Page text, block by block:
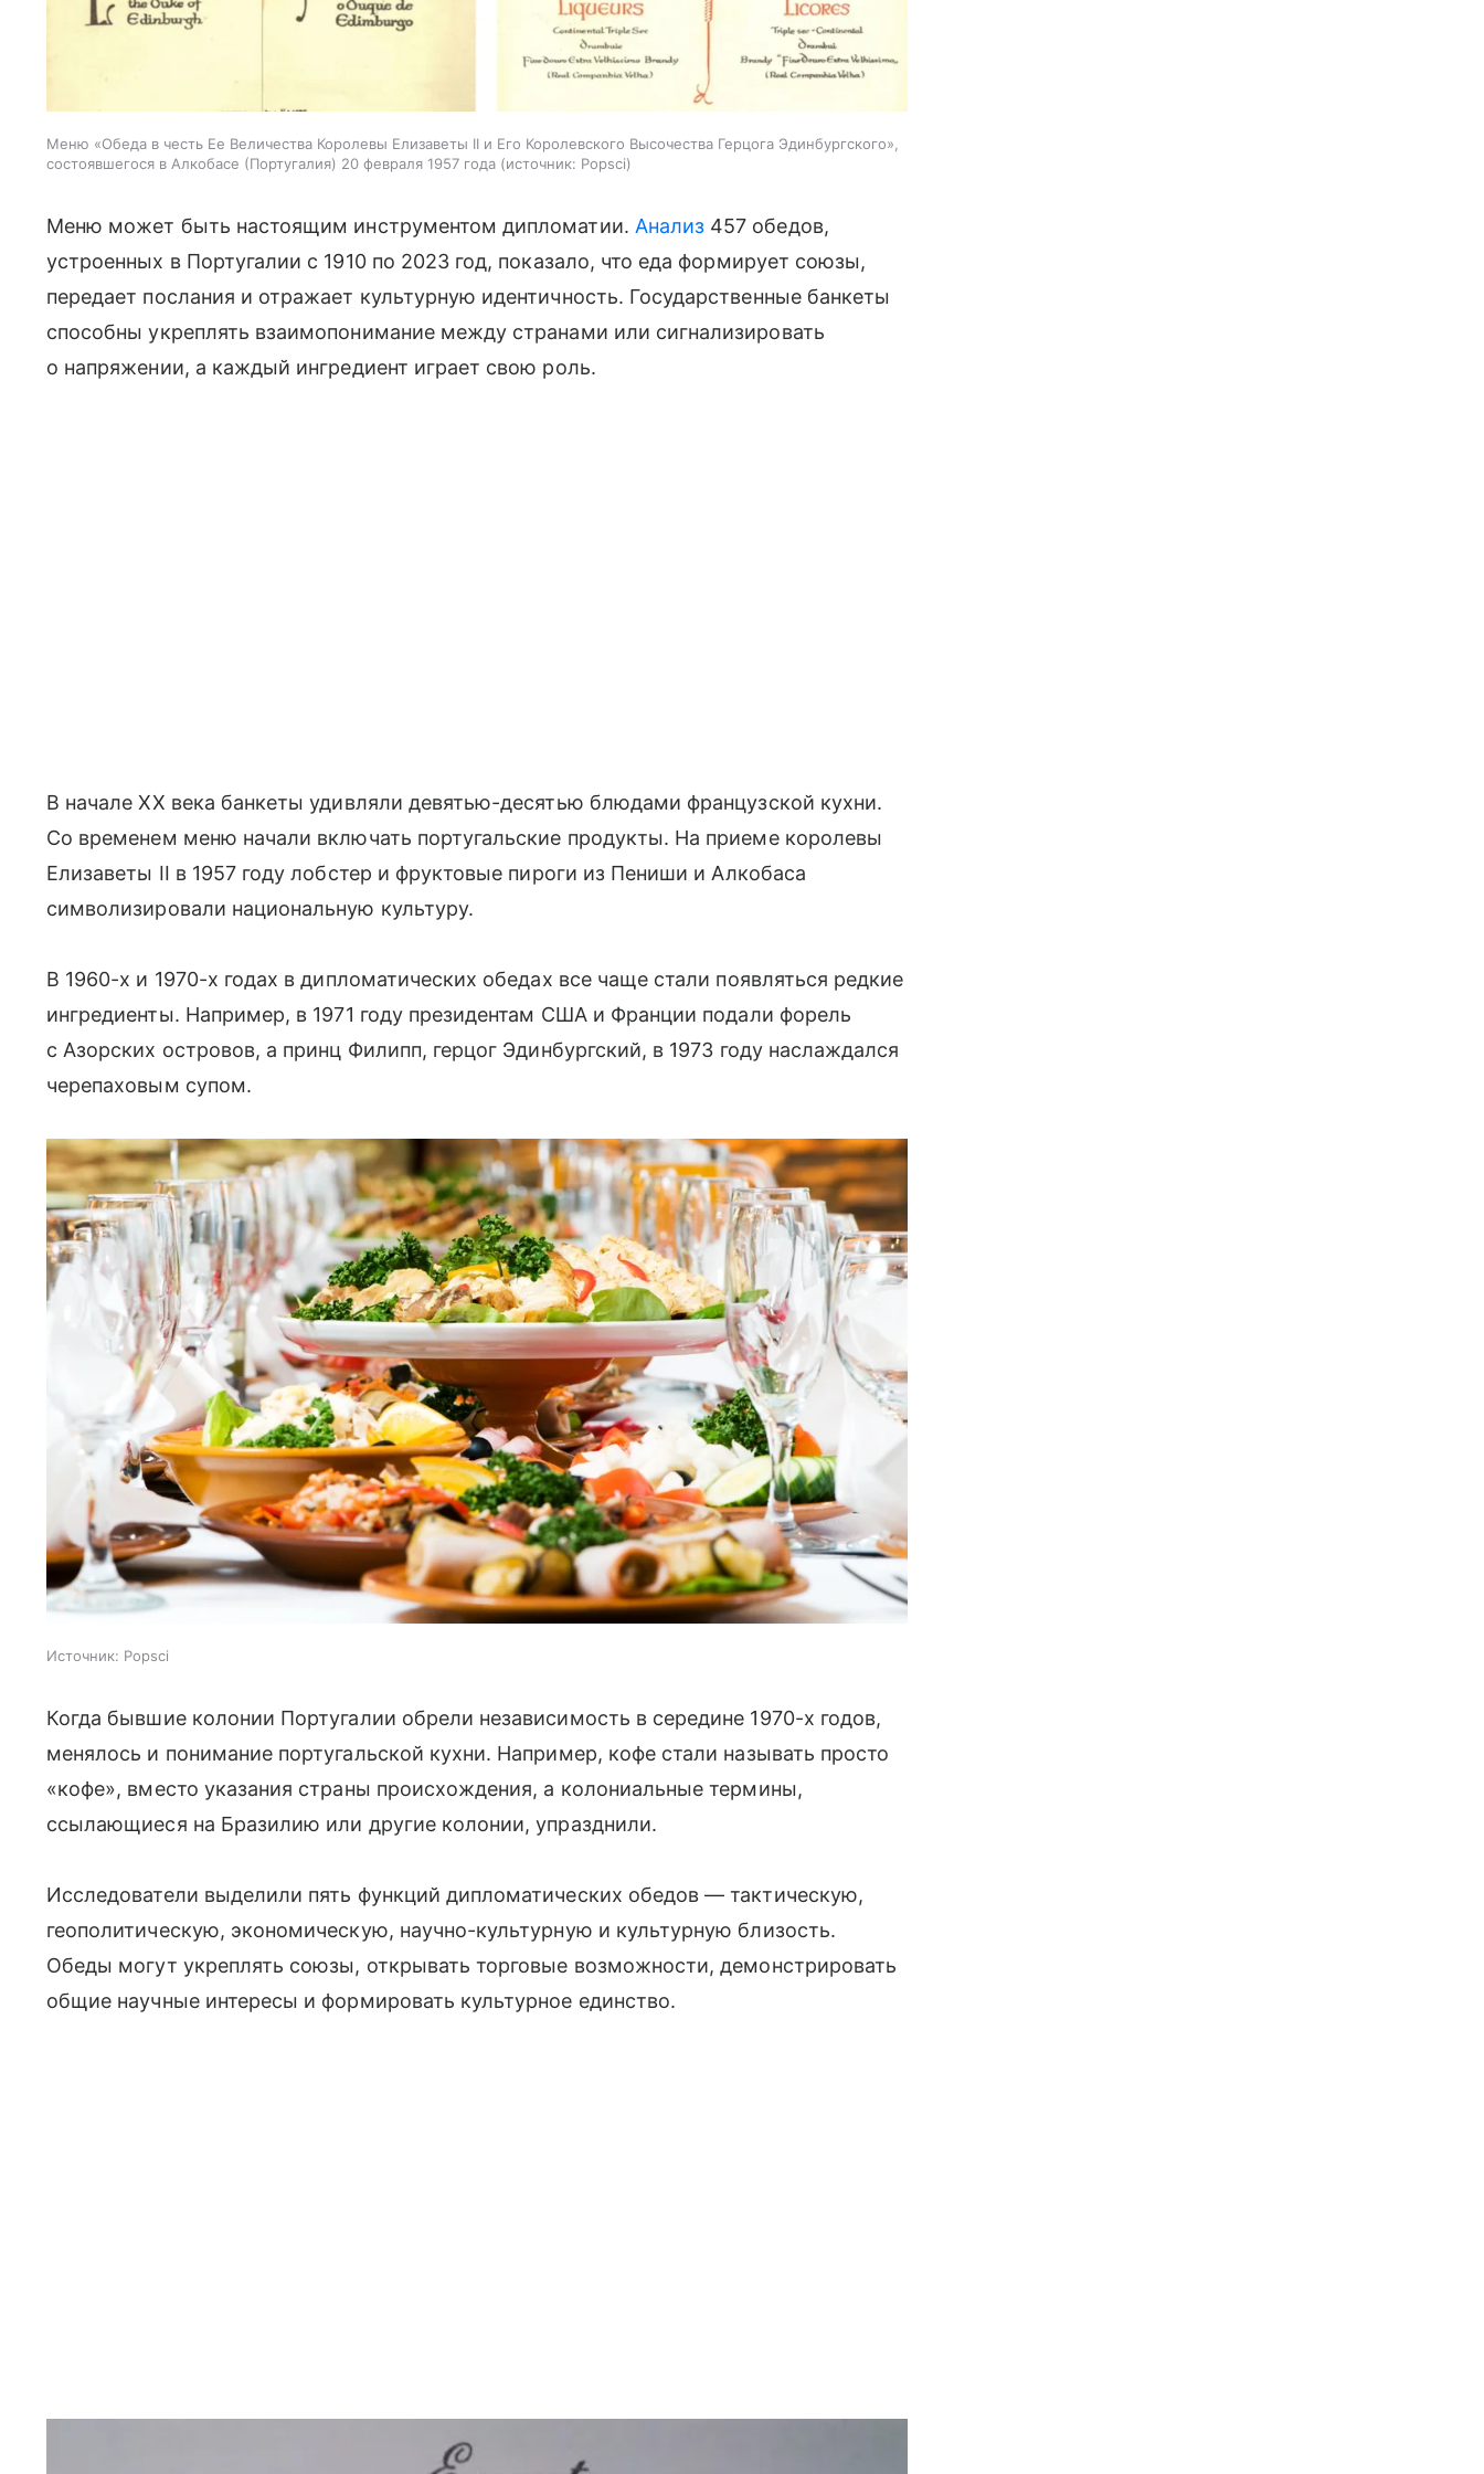
Меню «Обеда в честь Ее Величества Королевы Елизаветы II и Его Королевского Высочества Герцога Эдинбургского»,
состоявшегося в Алкобасе (Португалия) 20 февраля 1957 года
источник: Popsci
Меню может быть настоящим инструментом дипломатии. Анализ 457 обедов,
устроенных в Португалии с 1910 по 2023 год, показало, что еда формирует союзы,
передает послания и отражает культурную идентичность. Государственные банкеты
способны укреплять взаимопонимание между странами или сигнализировать
о напряжении, а каждый ингредиент играет свою роль.
В начале XX века банкеты удивляли девятью-десятью блюдами французской кухни.
Со временем меню начали включать португальские продукты. На приеме королевы
Елизаветы II в 1957 году лобстер и фруктовые пироги из Пениши и Алкобаса
символизировали национальную культуру.
В 1960-х и 1970-х годах в дипломатических обедах все чаще стали появляться редкие
ингредиенты. Например, в 1971 году президентам США и Франции подали форель
с Азорских островов, а принц Филипп, герцог Эдинбургский, в 1973 году наслаждался
черепаховым супом.
Источник: Popsci
Когда бывшие колонии Португалии обрели независимость в середине 1970-х годов,
менялось и понимание португальской кухни. Например, кофе стали называть просто
«кофе», вместо указания страны происхождения, а колониальные термины,
ссылающиеся на Бразилию или другие колонии, упразднили.
Исследователи выделили пять функций дипломатических обедов — тактическую,
геополитическую, экономическую, научно-культурную и культурную близость.
Обеды могут укреплять союзы, открывать торговые возможности, демонстрировать
общие научные интересы и формировать культурное единство.